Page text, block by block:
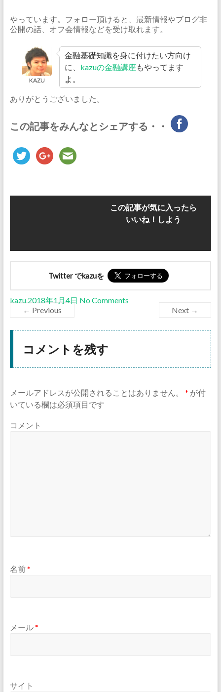
やっています。フォロー頂けると、最新情報やブログ非
公開の話、オフ会情報などを受け取れます。
KAZU
金融基礎知識を身に付けたい方向け
に、 kazuの金融講座 もやってます
よ。
ありがとうございました。
この記事をみんなとシェアする・・
この記事が気に入ったら
いいね！しよう
Twitter でkazuを
kazu 2018年1月4日 No Comments
← Previous
Next →
コメントを残す
メールアドレスが公開されることはありません。 * が付
いている欄は必須項目です
コメント
名前*
メール*
サイト